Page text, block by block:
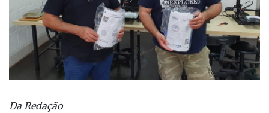
Da Redação